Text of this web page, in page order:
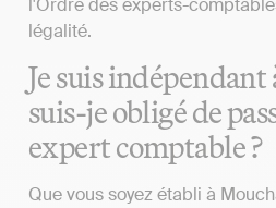
l'Ordre des experts-
légalité.
Je suis
suis-je obligé de
expert comptable ?
Que vous soyez établi à